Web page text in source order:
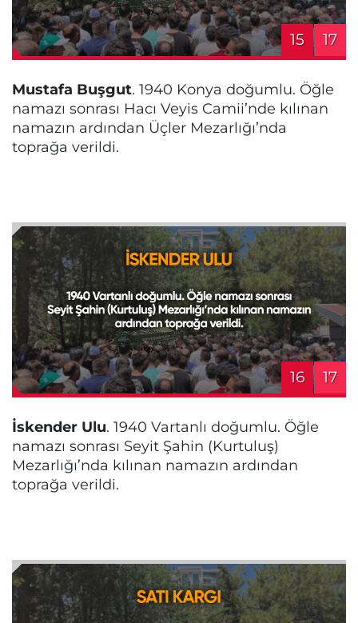
15 17
Mustafa Buşgut. 1940 Konya doğumlu. Öğle
namazı sonrası Hacı Veyis Camii’nde kılınan
namazın ardından Üçler Mezarlığı’nda
toprağa verildi.
16 17
İskender Ulu. 1940 Vartanlı doğumlu. Öğle
namazı sonrası Seyit Şahin (Kurtuluş)
Mezarlığı’nda kılınan namazın ardından
toprağa verildi.